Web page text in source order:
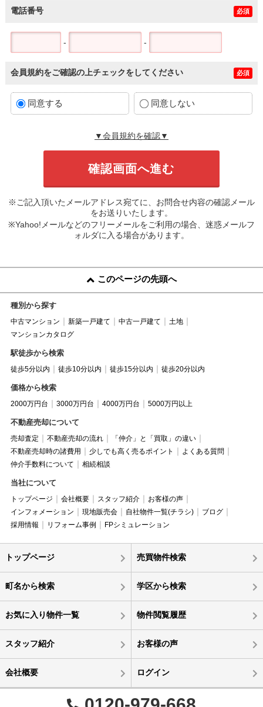
電話番号 必須
- -
会員規約をご確認の上チェックをしてください 必須
同意する 同意しない
▼会員規約を確認▼
※ご記入頂いたメールアドレス宛てに、お問合せ内容の確認メール
をお送りいたします。
※Yahoo!メールなどのフリーメールをご利用の場合、迷惑メールフ
ォルダに入る場合があります。
このページの先頭へ
種別から探す
中古マンション 新築一戸建て 中古一戸建て
土地
マンションカタログ
駅徒歩から検索
徒歩5分以内 徒歩10分以内 徒歩15分以内 徒歩20分以内
価格から検索
2000万円台 3000万円台 4000万円台 5000万円以上
不動産売却について
売却査定 不動産売却の流れ
「仲介」と「買取」の違い
不動産売却時の諸費用
少しでも高く売るポイント
よくある質問
仲介手数料について
相続相談
当社について
トップページ 会社概要 スタッフ紹介
お客様の声
インフォメーション
現地販売会 自社物件一覧(チラシ)
ブログ
採用情報
リフォーム事例 FPシミュレーション
トップページ 売買物件検索
町名から検索 学区から検索
お気に入り物件一覧 物件閲覧履歴
スタッフ紹介 お客様の声
会社概要 ログイン